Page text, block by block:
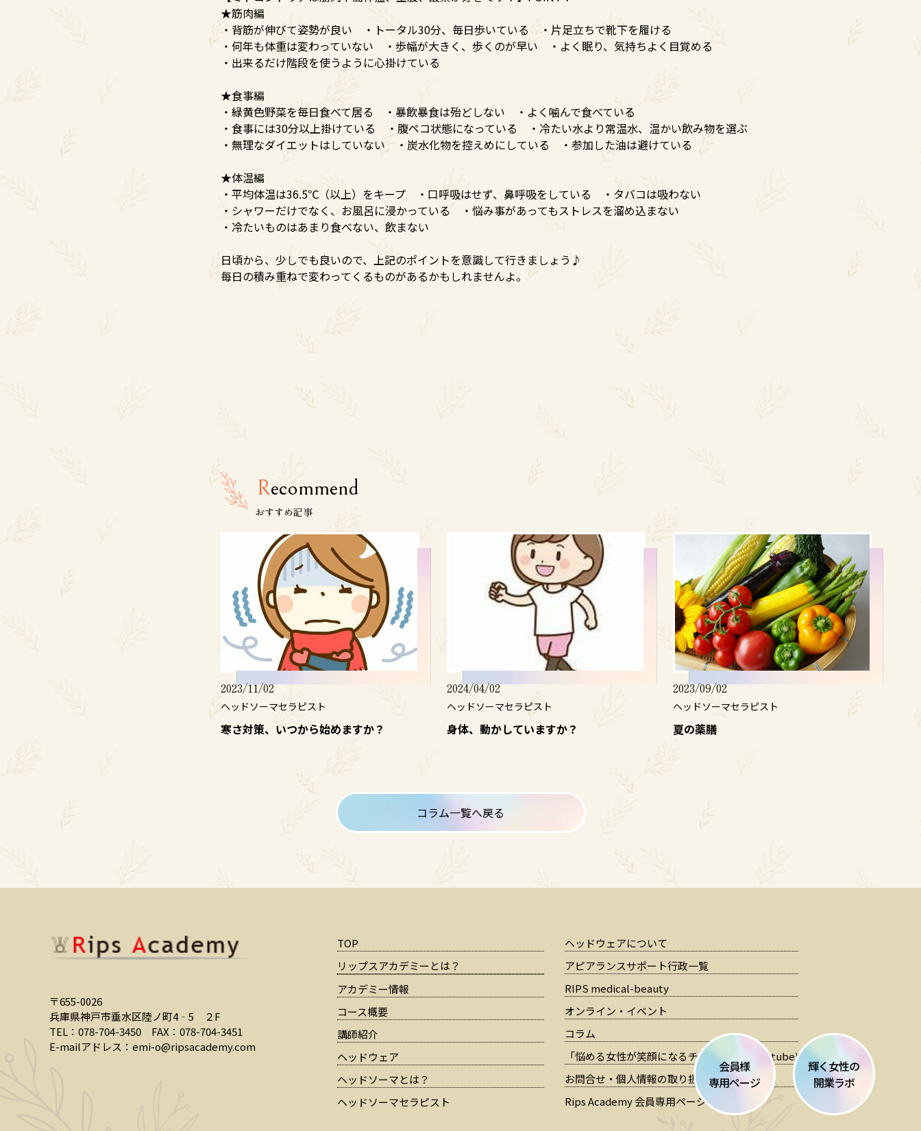
会員様
専用ページ
輝く女性の
開業ラボ
★筋肉編
・背筋が伸びて姿勢が良い ・トータル30分、毎日歩いている ・片足立ちで靴下を履ける
・何年も体重は変わっていない ・歩幅が大きく、歩くのが早い ・よく眠り、気持ちよく目覚める
・出来るだけ階段を使うように心掛けている
★食事編
・緑黄色野菜を毎日食べて居る ・暴飲暴食は殆どしない ・よく噛んで食べている
・食事には30分以上掛けている ・腹ペコ状態になっている ・冷たい水より常温水、温かい飲み物を選ぶ
・無理なダイエットはしていない ・炭水化物を控えめにしている ・参加した油は避けている
★体温編
・平均体温は36.5℃（以上）をキープ ・口呼吸はせず、鼻呼吸をしている ・タバコは吸わない
・シャワーだけでなく、お風呂に浸かっている ・悩み事があってもストレスを溜め込まない
・冷たいものはあまり食べない、飲まない
日頃から、少しでも良いので、上記のポイントを意識して行きましょう♪
毎日の積み重ねで変わってくるものがあるかもしれませんよ。
Recommend
おすすめ記事
2023/11/02
ヘッドソーマセラピスト
寒さ対策、いつから始めますか？
2024/04/02
ヘッドソーマセラピスト
身体、動かしていますか？
2023/09/02
ヘッドソーマセラピスト
夏の薬膳
コラム一覧へ戻る
〒655-0026
兵庫県神戸市垂水区陸ノ町4‐5 ２F
TEL：078-704-3450 FAX：078-704-3451
E-mailアドレス： emi-o@ripsacademy.com
TOP
リップスアカデミーとは？
アカデミー情報
コース概要
講師紹介
ヘッドウェア
ヘッドソーマとは？
ヘッドソーマセラピスト
ヘッドウェアについて
アピアランスサポート行政一覧
RIPS medical-beauty
オンライン・イベント
コラム
「悩める女性が笑顔になるチャンネル」(Youtube)
お問合せ・個人情報の取り扱いについて
Rips Academy 会員専用ページ